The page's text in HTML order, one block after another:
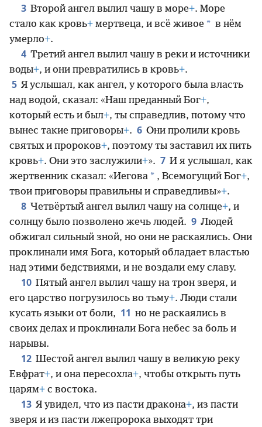
3 Второй ангел вылил чашу в море+. Море
стало как кровь+ мертвеца, и всё живое * в нём
умерло+.
4 Третий ангел вылил чашу в реки и источники
воды+, и они превратились в кровь+.
5 Я услышал, как ангел, у которого была власть
над водой, сказал: «Наш преданный Бог+,
который есть и был+, ты справедлив, потому что
вынес такие приговоры+. 6 Они пролили кровь
святых и пророков+, поэтому ты заставил их пить
кровь+. Они это заслужили+». 7 И я услышал, как
жертвенник сказал: «Иегова * , Всемогущий Бог+,
твои приговоры правильны и справедливы»+.
8 Четвёртый ангел вылил чашу на солнце+, и
солнцу было позволено жечь людей. 9 Людей
обжигал сильный зной, но они не раскаялись. Они
проклинали имя Бога, который обладает властью
над этими бедствиями, и не воздали ему славу.
10 Пятый ангел вылил чашу на трон зверя, и
его царство погрузилось во тьму+. Люди стали
кусать языки от боли, 11 но не раскаялись в
своих делах и проклинали Бога небес за боль и
нарывы.
12 Шестой ангел вылил чашу в великую реку
Евфрат+, и она пересохла+, чтобы открыть путь
царям+ с востока.
13 Я увидел, что из пасти дракона+, из пасти
зверя и из пасти лжепророка выходят три